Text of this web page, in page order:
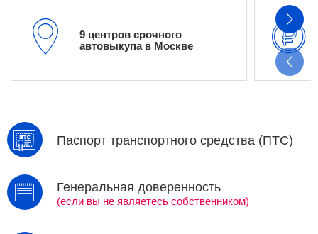
9 центров срочного
автовыкупа в Москве
Паспорт транспортного средства (ПТС)
Генеральная доверенность
(если вы не являетесь собственником)